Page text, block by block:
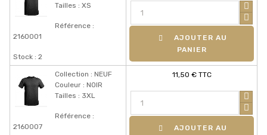
Tailles : XS
Référence :
2160001
Stock : 2
PANIER
Collection : NEUF
Couleur : NOIR
Tailles : 3XL
Référence :
2160007
11,50 € TTC